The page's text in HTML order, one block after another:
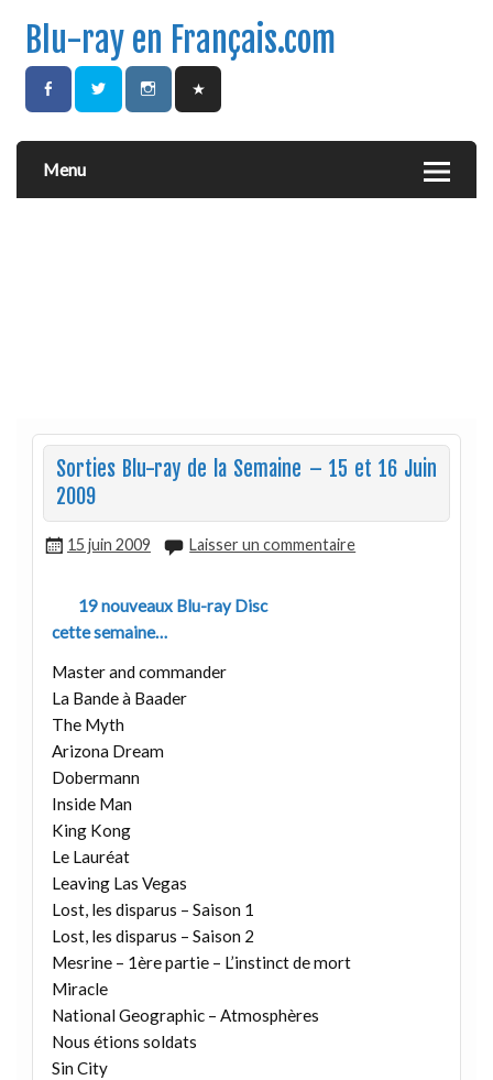
Blu-ray en Français.com
Menu
Sorties Blu-ray de la Semaine – 15 et 16 Juin
2009
15 juin 2009 Laisser un commentaire
19 nouveaux Blu-ray Disc
cette semaine…
Master and commander
La Bande à Baader
The Myth
Arizona Dream
Dobermann
Inside Man
King Kong
Le Lauréat
Leaving Las Vegas
Lost, les disparus – Saison 1
Lost, les disparus – Saison 2
Mesrine – 1ère partie – L’instinct de mort
Miracle
National Geographic – Atmosphères
Nous étions soldats
Sin City